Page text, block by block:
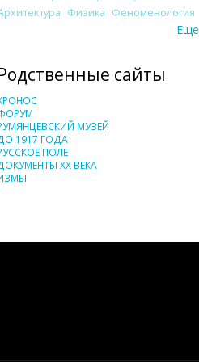
Физика Феноменология
Еще
сайты
МУЗЕЙ
1917 ГОДА
ПОЛЕ
XX ВЕКА